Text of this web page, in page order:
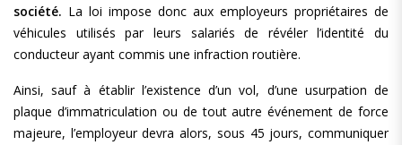
société. La loi impose donc aux employeurs propriétaires de
véhicules utilisés par leurs salariés de révéler l’identité du
conducteur ayant commis une infraction routière.
Ainsi, sauf à établir l’existence d’un vol, d’une usurpation de
plaque d’immatriculation ou de tout autre événement de force
majeure, l’employeur devra alors, sous 45 jours, communiquer